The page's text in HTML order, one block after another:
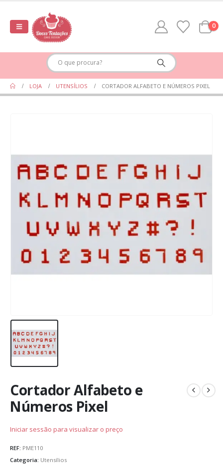
0
LOJA UTENSÍLIOS CORTADOR ALFABETO E NÚMEROS PIXEL
Cortador Alfabeto e
Números Pixel
Iniciar sessão para visualizar o preço
REF: PME110
Categoria: Utensílios